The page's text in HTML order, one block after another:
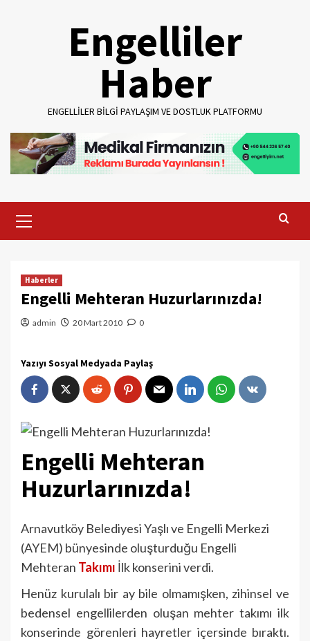
Engelliler
Haber
ENGELLILER BILGI PAYLAŞIM VE DOSTLUK PLATFORMU
Menu
Haberler
Engelli Mehteran Huzurlarınızda!
admin 20 Mart 2010 0
Yazıyı Sosyal Medyada Paylaş
Engelli Mehteran
Huzurlarınızda!
Arnavutköy Belediyesi Yaşlı ve Engelli Merkezi
(AYEM) bünyesinde oluşturduğu Engelli
Mehteran Takımı İlk konserini verdi.
Henüz kurulalı bir ay bile olmamışken, zihinsel ve
bedensel engellilerden oluşan mehter takımı ilk
konserinde görenleri hayretler içersinde bıraktı.